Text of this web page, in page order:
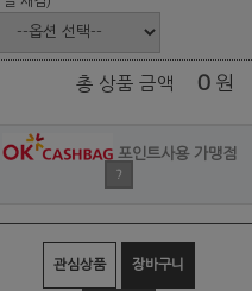
총 상품 금액 0 원
포인트사용 가맹점
?
관심상품 장바구니